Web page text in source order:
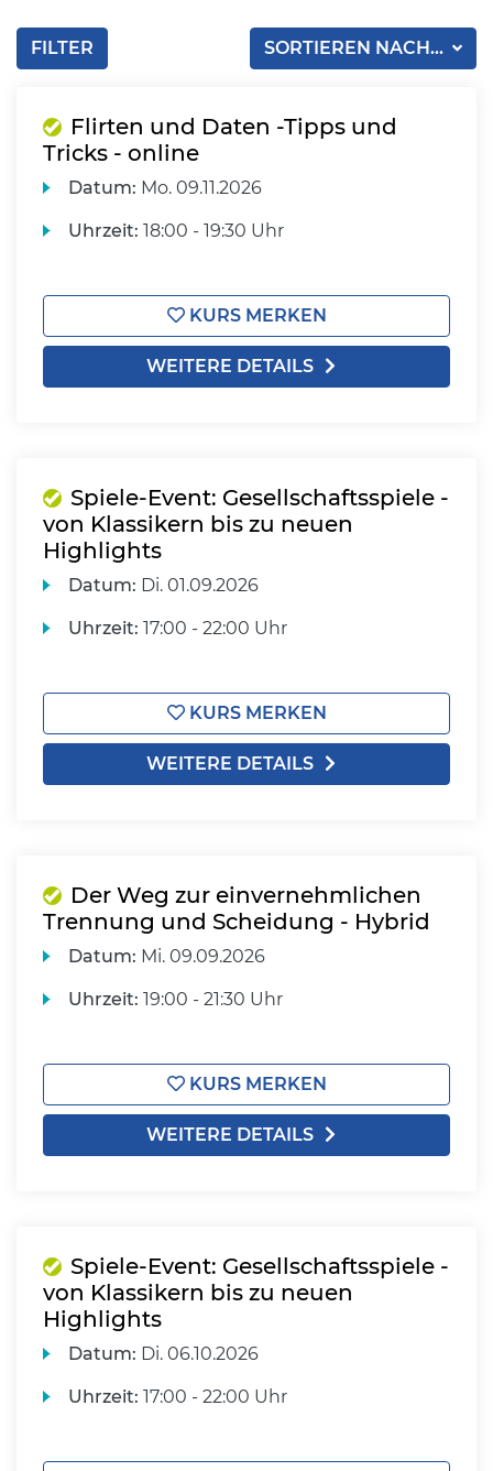
SORTIEREN NACH...
FILTER
Flirten und Daten -Tipps und
Tricks - online
Datum: Mo. 09.11.2026
Uhrzeit: 18:00 - 19:30 Uhr
KURS MERKEN
WEITERE DETAILS
Spiele-Event: Gesellschaftsspiele -
von Klassikern bis zu neuen
Highlights
Datum: Di. 01.09.2026
Uhrzeit: 17:00 - 22:00 Uhr
KURS MERKEN
WEITERE DETAILS
Der Weg zur einvernehmlichen
Trennung und Scheidung - Hybrid
Datum: Mi. 09.09.2026
Uhrzeit: 19:00 - 21:30 Uhr
KURS MERKEN
WEITERE DETAILS
Spiele-Event: Gesellschaftsspiele -
von Klassikern bis zu neuen
Highlights
Datum: Di. 06.10.2026
Uhrzeit: 17:00 - 22:00 Uhr